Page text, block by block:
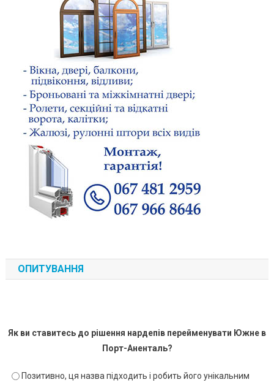
ОПИТУВАННЯ
Як ви ставитесь до рішення нардепів перейменувати Южне в
Порт-Аненталь?
Позитивно, ця назва підходить і робить його унікальним